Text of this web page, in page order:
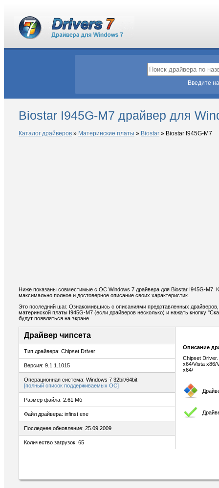
Введите
Biostar I945G-M7 драйвер для
Каталог драйверов » Материнские платы » Biostar » Biostar I945G-M7
Ниже показаны совместимые с ОС Windows 7 драйвера для Biostar I945G-M7.
максимально полное и достоверное описание своих характеристик.
Это последний шаг. Ознакомившись с описаниями представленных
материнской платы I945G-M7 (если драйверов несколько) и нажать кнопку
будут появляться на экране.
Драйвер чипсета
Тип драйвера: Chipset Driver
Версия: 9.1.1.1015
Операционная система: Windows 7 32bit/64bit
[полный список поддерживаемых ОС]
Размер файла: 2.61 Мб
Файл драйвера: infinst.exe
Последнее обновление: 25.09.2009
Количество загрузок: 65
Описание
Chipset
x64/Vista x86/
x64/